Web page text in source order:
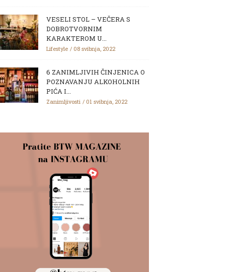
VESELI STOL – VEČERA S
DOBROTVORNIM
KARAKTEROM U...
Lifestyle 08 svibnja, 2022
6 ZANIMLJIVIH ČINJENICA O
POZNAVANJU ALKOHOLNIH
PIĆA I...
Zanimljivosti 01 svibnja, 2022